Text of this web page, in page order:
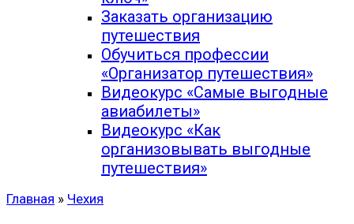
Заказать организацию
путешествия
Обучиться профессии
«Организатор путешествия»
Видеокурс «Самые выгодные
авиабилеты»
Видеокурс «Как
организовывать выгодные
путешествия»
Главная » Чехия